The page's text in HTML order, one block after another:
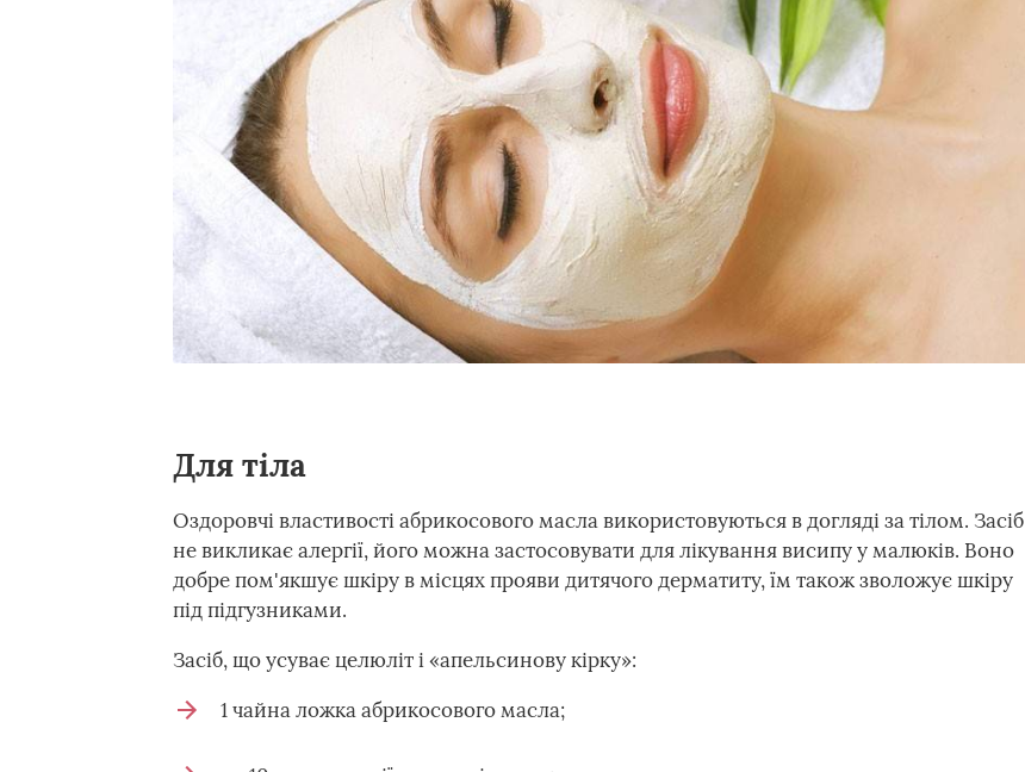
Для тіла
Оздоровчі властивості абрикосового масла використовуються в догляді за тілом. Засіб
не викликає алергії, його можна застосовувати для лікування висипу у малюків. Воно
добре пом'якшує шкіру в місцях прояви дитячого дерматиту, їм також зволожує шкіру
під підгузниками.
Засіб, що усуває целюліт і «апельсинову кірку»:
1 чайна ложка абрикосового масла;